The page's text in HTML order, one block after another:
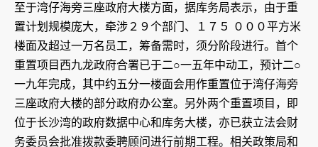
至于湾仔海旁三座政府大楼方面，据库务局表示，由于重
置计划规模庞大，牵涉２９个部门、１７５ ０００平方米
楼面及超过一万名员工，筹备需时，须分阶段进行。首个
重置项目西九龙政府合署已于二○一五年中动工，预计二○
一九年完成，其中约五分一楼面会用作重置位于湾仔海旁
三座政府大楼的部分政府办公室。另外两个重置项目，即
位于长沙湾的政府数据中心和库务大楼，亦已获立法会财
务委员会批准拨款委聘顾问进行前期工程。相关政策局和